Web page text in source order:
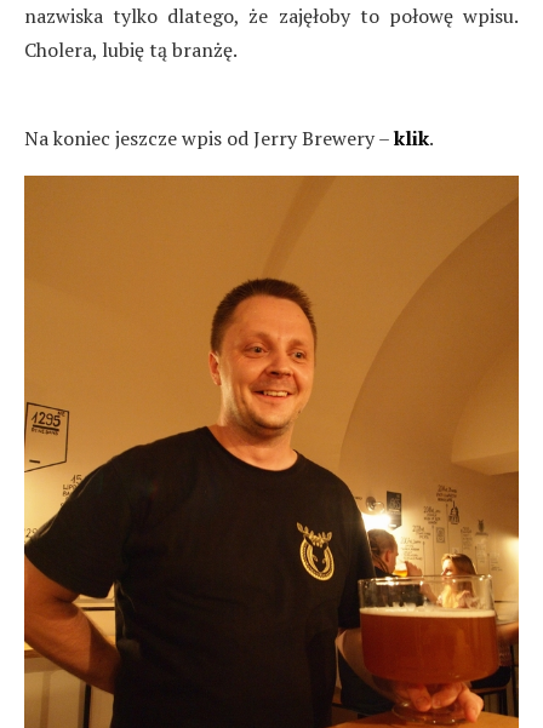
nazwiska tylko dlatego, że zajęłoby to połowę wpisu.
Cholera, lubię tą branżę.
Na koniec jeszcze wpis od Jerry Brewery –klik.